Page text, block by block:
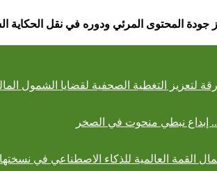
المحتوى المرئي ودوره في نقل الحكاية
إبداع نبطي منحوت في الصخر
القمة العالمية للذكاء الاصطناعي في نسختها